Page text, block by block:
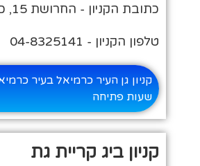
כתובת הקניון - החרושת 15, כרמיאל
טלפון הקניון - 04-8325141
קניון גן העיר כרמיאל בעיר
שעות פתיחה
קניון ביג קריית גת